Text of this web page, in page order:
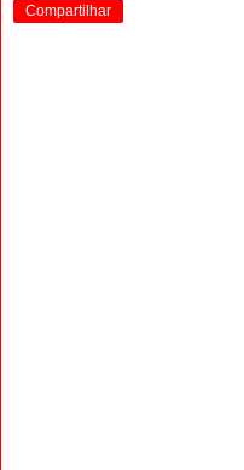
Compartilhar